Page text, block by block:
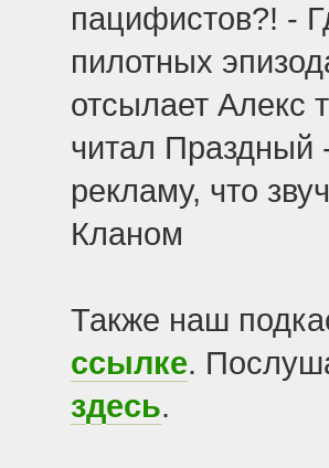
пацифистов?! -
пилотных
отсылает Алекс
читал Праздный
рекламу, что
Кланом
Также наш
ссылке.
здесь.